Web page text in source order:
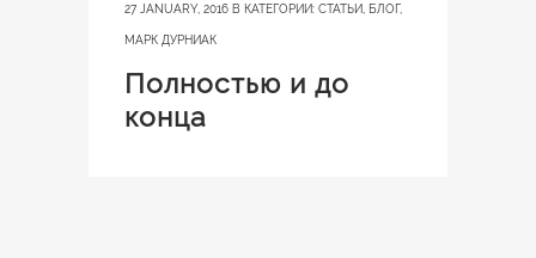
27 JANUARY, 2016 В КАТЕГОРИИ: СТАТЬИ БЛОГ,
МАРК ДУРНИАК
Полностью и до
конца